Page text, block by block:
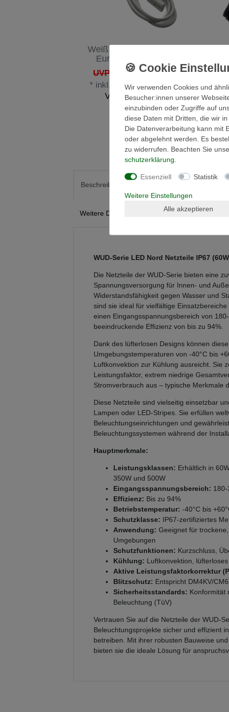
Weiß Kleingerätekabel
Europa, 1m Länge
UVP 8,21 € 3,45 € *
* inkl. ges. MwSt.zzgl.
Versandkosten
*
Beschreibung
Weitere Details Informationen zur
WUD-Serie LED Nord Netzteile IP67
Die Netzteile der WUD-Serie bieten eine
Spannungsversorgung für Innen- und
Widerstandsfähigkeit gegen Wasser und
sind sie ideal für vielfältige
einen Eingangsspannungsbereich von
beeindruckende Effizienz von bis zu 94%.
Dank des lüfterlosen Designs können
Umgebungstemperaturen von -40°C bis
Luftkonvektion zur Kühlung ausreicht. Sie
Leistungsfaktor, extrem niedrige
Stromverbrauch aus – typische Merkmale
Diese Netzteile sind vielseitig einsetzbar
Lampen oder LED-Stripes. Sie erfüllen
Beleuchtungseinrichtungen und
Beleuchtungssystemen während der
Hauptmerkmale:
Leistungsklassen: Erhältlich in
350W und 500W
Eingangsspannungsbereich: 180-
Effizienz: Bis zu 94%
Betriebstemperatur: -40°C bis
Schutzklasse: IP67-zertifiziertes
Anwendung: Geeignet für
Umgebungen
Schutzfunktionen: Kurzschluss,
Kühlung: Luftkonvektion,
Aktive Leistungsfaktorkorrektur
Blitzschutz: Entspricht DM4KV/
Sicherheitsstandards: Konformität
Beleuchtung (TüV)
Vertrauen Sie auf die Netzteile der WUD-
Beleuchtungsprojekte sicher und effizient
betreiben. Mit ihrer robusten Bauweise
bieten sie die ideale Lösung für
Wir verwenden Cookies und
Besucher:innen unserer
einzubinden oder Zugriffe auf
diese Daten mit Dritten, die wir
Die Datenverarbeitung kann mit
oder abgelehnt werden. Es
zu widerrufen. Beachten Sie
schutz­erklärung
Essenziell Statistik
Weitere Einstellungen
Alle akzeptieren